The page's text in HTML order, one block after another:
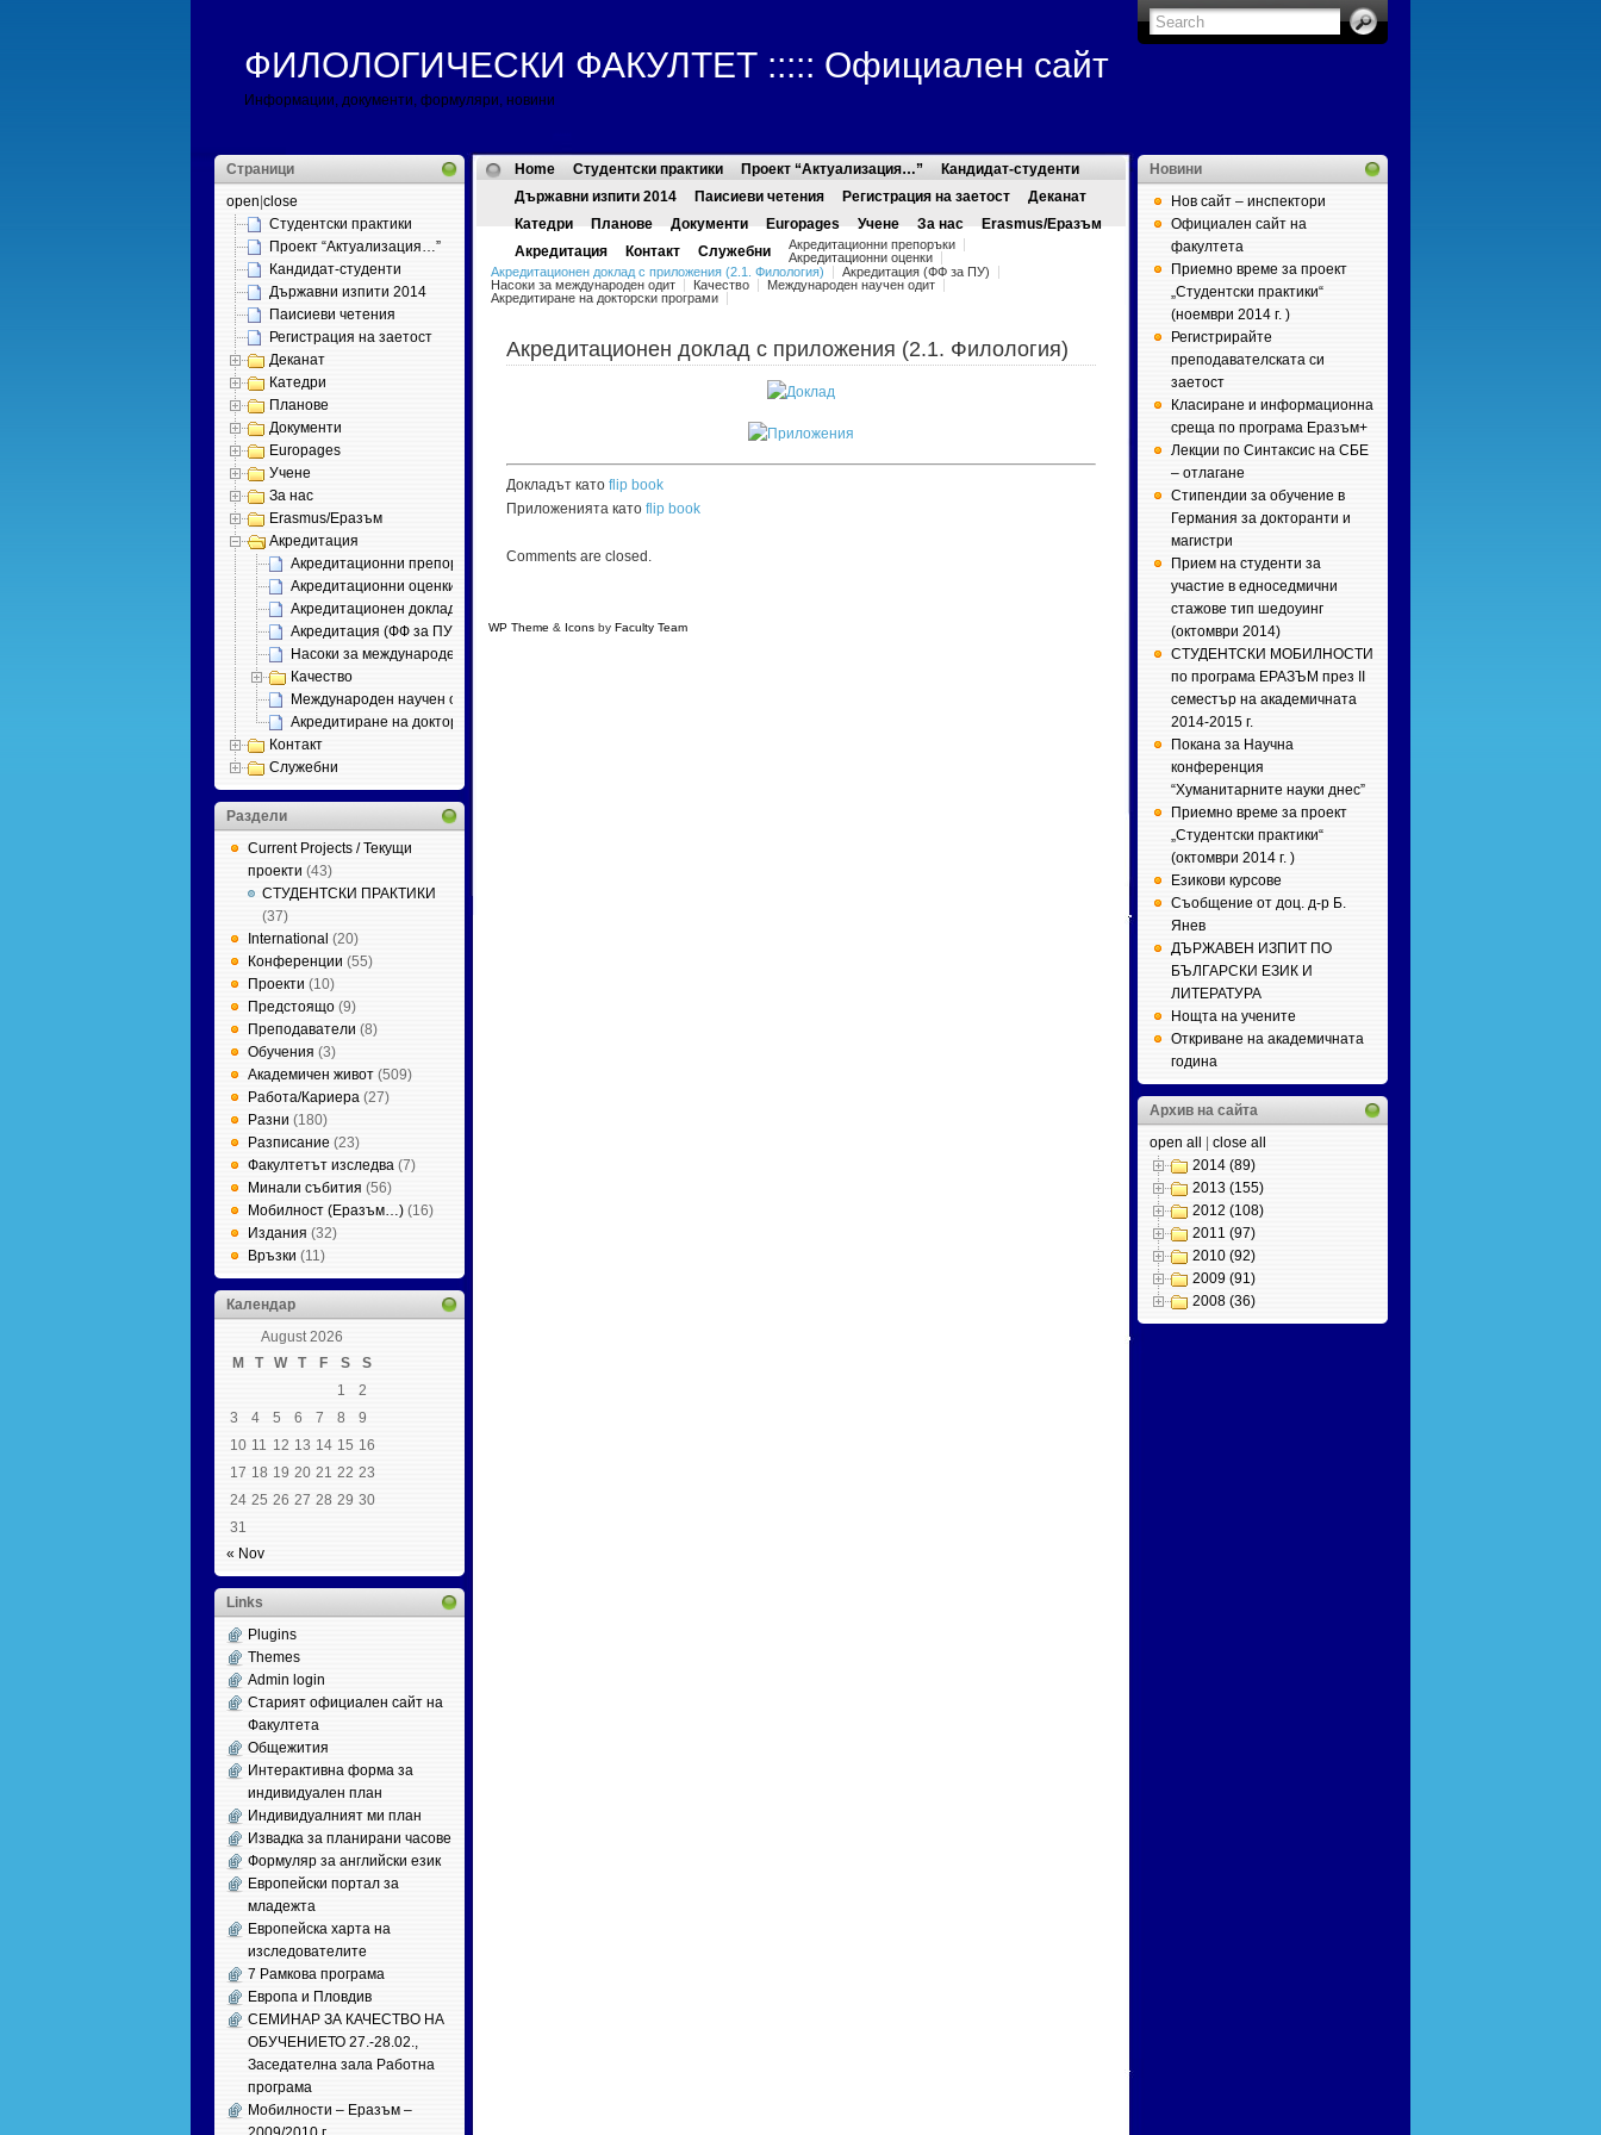
ФИЛОЛОГИЧЕСКИ ФАКУЛТЕТ ::::: Официален сайт
Информации, документи, формуляри, новини
Страници
open close
Студентски практики
Проект “Актуализация…”
Кандидат-студенти
Държавни изпити 2014
Паисиеви четения
Регистрация на заетост
Деканат
Катедри
Планове
Документи
Europages
Учене
За нас
Erasmus/Еразъм
Акредитация
Акредитационни препоръки
Акредитационни оценки
Акредитационен доклад с приложения (2.1. Филология)
Акредитация (ФФ за ПУ)
Насоки за международен одит
Качество
Международен научен одит
Акредитиране на докторски програми
Контакт
Служебни
Раздели
Current Projects / Текущи
проекти (43)
СТУДЕНТСКИ ПРАКТИКИ
(37)
International (20)
Конференции (55)
Проекти (10)
Предстоящо(9)
Преподаватели (8)
Обучения (3)
Академичен живот(509)
Работа/Кариера(27)
Разни (180)
Разписание(23)
Факултетът изследва(7)
Минали събития (56)
Мобилност (Еразъм…)(16)
Издания (32)
Връзки (11)
Календар
August 2026
M
T W T F S
S
1
2
3
4 5 6 7 8
9
10 11 12 13 14 15 16
17 18 19 20 21 22 23
24 25 26 27 28 29 30
31
« Nov
Links
Plugins
Themes
Admin login
Старият официален сайт на
Факултета
Общежития
Интерактивна форма за
индивидуален план
Индивидуалният ми план
Извадка за планирани часове
Формуляр за английски език
Европейски портал за
младежта
Европейска харта на
изследователите
7 Рамкова програма
Европа и Пловдив
СЕМИНАР ЗА КАЧЕСТВО НА
ОБУЧЕНИЕТО 27.-28.02.,
Заседателна зала Работна
програма
Мобилности – Еразъм –
Home Студентски практики Проект “Актуализация…”
Кандидат-студенти
Държавни изпити 2014
Паисиеви четения Регистрация на заетост
Деканат
Катедри
Планове Документи Europages Учене За нас
Erasmus/Еразъм
Акредитация
Контакт Служебни
Акредитационни препоръки
Акредитационни оценки
Акредитационен доклад с приложения (2.1. Филология)
Акредитация (ФФ за ПУ)
Насоки за международен одит
Качество
Международен научен одит
Акредитиране на докторски програми
Акредитационен доклад с приложения (2.1. Филология)
Докладът като flip book
Приложенията като flip book
Comments are closed.
WP Theme & Iconsby Faculty Team, supported by
Новини
Нов сайт – инспектори
Официален сайт на
факултета
Приемно време за проект
„Студентски практики“
(ноември 2014 г. )
Регистрирайте
преподавателската си
заетост
Класиране и информационна
среща по програма Еразъм+
Лекции по Синтаксис на СБЕ
– отлагане
Стипендии за обучение в
Германия за докторанти и
магистри
Прием на студенти за
участие в едноседмични
стажове тип шедоуинг
(октомври 2014)
СТУДЕНТСКИ МОБИЛНОСТИ
по програма ЕРАЗЪМ през II
семестър на академичната
2014-2015 г.
Покана за Научна
конференция
“Хуманитарните науки днес”
Приемно време за проект
„Студентски практики“
(октомври 2014 г. )
Езикови курсове
Съобщение от доц. д-р Б.
Янев
ДЪРЖАВЕН ИЗПИТ ПО
БЪЛГАРСКИ ЕЗИК И
ЛИТЕРАТУРА
Нощта на учените
Откриване на академичната
година
Архив на сайта
open all
close all
2014 (89)
2013 (155)
2012 (108)
2011 (97)
2010 (92)
2009 (91)
2008 (36)